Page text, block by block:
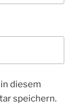
diesem
speichern.